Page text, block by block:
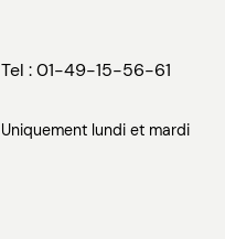
Tel : 01-49-15-56-61
Uniquement lundi et mardi